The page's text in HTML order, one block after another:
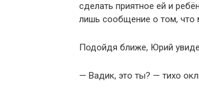
сделать приятное ей и
лишь сообщение о том, что
Подойдя ближе, Юрий
— Вадик, это ты? — тихо